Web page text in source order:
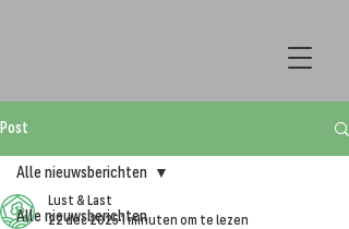
Post
Alle nieuwsberichten
Alle nieuwsberichten
Lust & Last
22 dec 20251 minuten om te lezen